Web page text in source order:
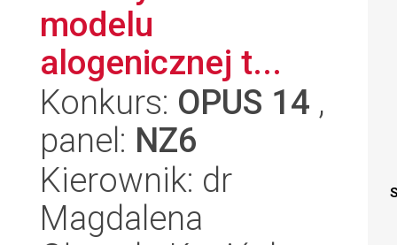
modelu
alogenicznej t...
Konkurs: OPUS 14 ,
panel: NZ6
Kierownik: dr
Magdalena